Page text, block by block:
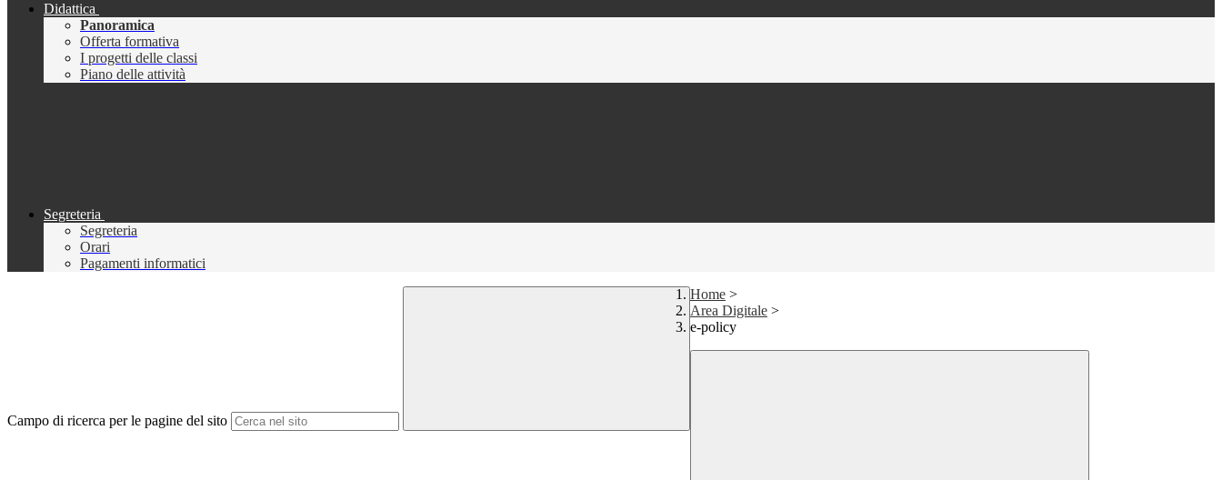
Didattica
Panoramica
Offerta formativa
I progetti delle classi
Piano delle attività
Segreteria
Segreteria
Orari
Pagamenti informatici
Campo di ricerca per le pagine del sito
Home >
Area Digitale >
e-policy